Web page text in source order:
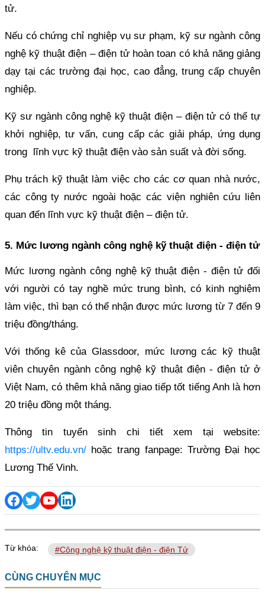
tử.
Nếu có chứng chỉ nghiệp vụ sư phạm, kỹ sư ngành công
nghệ kỹ thuật điện – điện tử hoàn toan có khả năng giảng
dạy tại các trường đại học, cao đẳng, trung cấp chuyên
nghiệp.
Kỹ sư ngành công nghệ kỹ thuật điện – điện tử có thể tự
khởi nghiệp, tư vấn, cung cấp các giải pháp, ứng dụng
trong lĩnh vực kỹ thuật điện vào sản suất và đời sống.
Phụ trách kỹ thuật làm việc cho các cơ quan nhà nước,
các công ty nước ngoài hoặc các viện nghiên cứu liên
quan đến lĩnh vực kỹ thuật điện – điện tử.
5. Mức lương ngành công nghệ kỹ thuật điện - điện tử
Mức lương ngành công nghệ kỹ thuật điện - điện tử đối
với người có tay nghề mức trung bình, có kinh nghiệm
làm việc, thì bạn có thể nhận được mức lương từ 7 đến 9
triệu đồng/tháng.
Với thống kê của Glassdoor, mức lương các kỹ thuật
viên chuyên ngành công nghệ kỹ thuật điện - điện tử ở
Việt Nam, có thêm khả năng giao tiếp tốt tiếng Anh là hơn
20 triệu đồng một tháng.
Thông tin tuyển sinh chi tiết xem tại website:
https://ultv.edu.vn/ hoặc trang fanpage: Trường Đại học
Lương Thế Vinh.
Từ khóa: #Công nghệ kỹ thuật điện - điện Tử
CÙNG CHUYÊN MỤC